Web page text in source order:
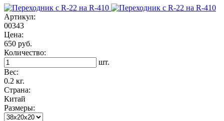
Артикул:
00343
Цена:
650 руб.
Количество:
шт.
Вес:
0.2 кг.
Страна:
Китай
Размеры: